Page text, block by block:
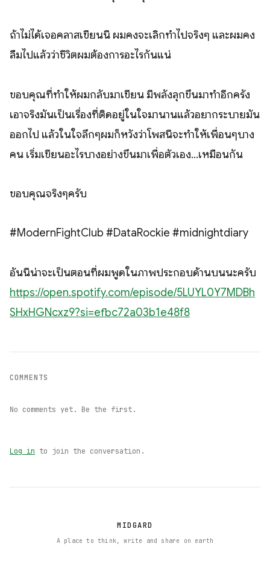
ถ้าไม่ได้เจอคลาสเขียนนี้ ผมคงจะเลิกทำไปจริงๆ และผมคง
ลืมไปแล้วว่าชีวิตผมต้องการอะไรกันแน่
ขอบคุณที่ทำให้ผมกลับมาเขียน มีพลังลุกขึ้นมาทำอีกครั้ง
เอาจริงมันเป็นเรื่องที่ติดอยู่ในใจมานานแล้วอยากระบายมัน
ออกไป แล้วในใจลึกๆผมก็หวังว่าโพสนี้จะทำให้เพื่อนๆบาง
คน เริ่มเขียนอะไรบางอย่างขึ้นมาเพื่อตัวเอง...เหมือนกัน
ขอบคุณจริงๆครับ
#ModernFightClub #DataRockie #midnightdiary
อันนี้น่าจะเป็นตอนที่ผมพูดในภาพประกอบด้านบนนะครับ
https://open.spotify.com/episode/5LUYL0Y7MDBh
SHxHGNcxz9?si=efbc72a03b1e48f8
COMMENTS
No comments yet. Be the first.
Log in to join the conversation.
MIDGARD
A place to think, write and share on earth